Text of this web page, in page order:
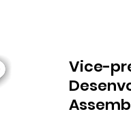
Vice-